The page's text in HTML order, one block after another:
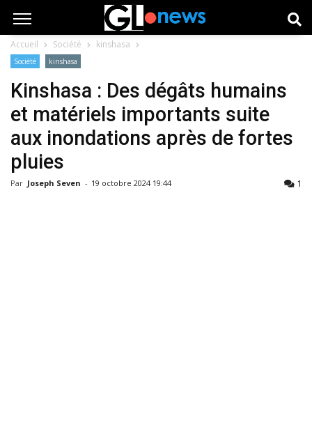
Accueil Société kinshasa
Société kinshasa
Kinshasa : Des dégâts humains
et matériels importants suite
aux inondations après de fortes
pluies
Par Joseph Seven - 19 octobre 2024 19:44 1